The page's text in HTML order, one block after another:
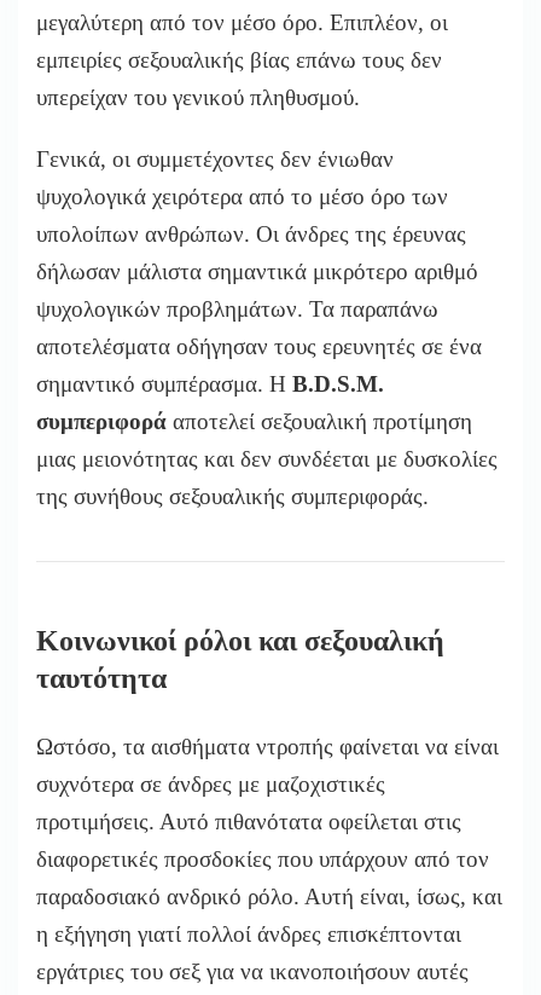
μεγαλύτερη από τον μέσο όρο. Επιπλέον, οι
εμπειρίες σεξουαλικής βίας επάνω τους δεν
υπερείχαν του γενικού πληθυσμού.
Γενικά, οι συμμετέχοντες δεν ένιωθαν
ψυχολογικά χειρότερα από το μέσο όρο των
υπολοίπων ανθρώπων. Οι άνδρες της έρευνας
δήλωσαν μάλιστα σημαντικά μικρότερο αριθμό
ψυχολογικών προβλημάτων. Τα παραπάνω
αποτελέσματα οδήγησαν τους ερευνητές σε ένα
σημαντικό συμπέρασμα. Η B.D.S.M.
συμπεριφορά αποτελεί σεξουαλική προτίμηση
μιας μειονότητας και δεν συνδέεται με δυσκολίες
της συνήθους σεξουαλικής συμπεριφοράς.
Κοινωνικοί ρόλοι και σεξουαλική
ταυτότητα
Ωστόσο, τα αισθήματα ντροπής φαίνεται να είναι
συχνότερα σε άνδρες με μαζοχιστικές
προτιμήσεις. Αυτό πιθανότατα οφείλεται στις
διαφορετικές προσδοκίες που υπάρχουν από τον
παραδοσιακό ανδρικό ρόλο. Αυτή είναι, ίσως, και
η εξήγηση γιατί πολλοί άνδρες επισκέπτονται
εργάτριες του σεξ για να ικανοποιήσουν αυτές